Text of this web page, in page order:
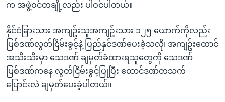
က အဖွဲ့ဝင်တချို့လည်း ပါဝင်ပါတယ်။
နိုင်ငံခြားသား အကျဥ်းသူအကျဥ်းသား ၁၂၅ ယောက်ကိုလည်း
ပြစ်ဒဏ်လွတ်ငြိမ်းခွင့်နဲ့ ပြည်နှင်ဒဏ်ပေးခဲ့သလို၊ အကျဥ်းထောင်
အသီးသီးမှာ သေဒဏ် ချမှတ်ခံထားရသူတွေကို သေဒဏ်
ပြစ်ဒဏ်ကနေ လွတ်ငြိမ်းခွင့်ပြုပြီး ထောင်ဒဏ်တသက်
ပြောင်းလဲ ချမှတ်ပေးခဲ့ပါတယ်။